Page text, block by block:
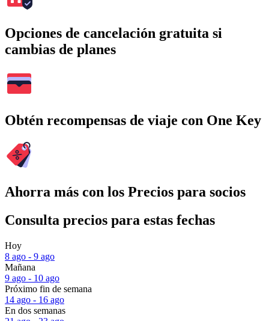
Opciones de cancelación gratuita si
cambias de planes
Obtén recompensas de viaje con One Key
Ahorra más con los Precios para socios
Consulta precios para estas fechas
Hoy
8 ago - 9 ago
Mañana
9 ago - 10 ago
Próximo fin de semana
14 ago - 16 ago
En dos semanas